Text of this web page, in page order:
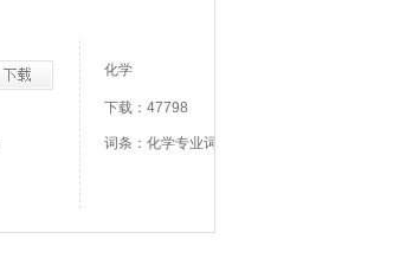
化学
下载：47798
词条：化学专业词汇、、、、物理化学